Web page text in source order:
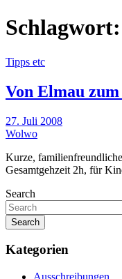
Schlagwort:
Tipps etc
Von Elmau zum
27. Juli 2008
Wolwo
Kurze,
Gesamtgehzeit 2h, für
Search
Search
Kategorien
Ausschreibungen